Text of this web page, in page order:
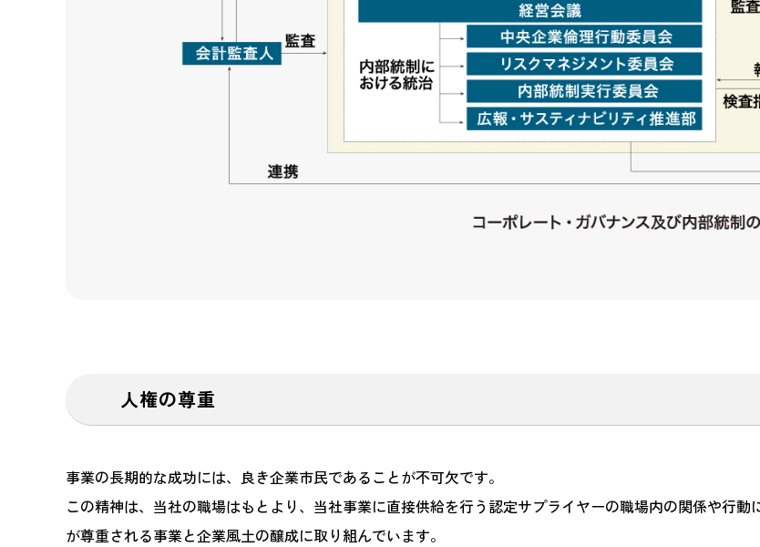
人権の尊重
事業の長期的な成功には、良き企業市民であることが不可欠です。
この精神は、当社の職場はもとより、当社事業に直接供給を行う認定サプライヤーの職場内の関係や行
が尊重される事業と企業風土の醸成に取り組んでいます。